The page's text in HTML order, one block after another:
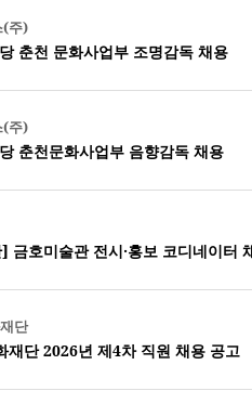
(주)
춘천 문화사업부 조명감독 채용
(주)
춘천문화사업부 음향감독 채용
금호미술관 전시·홍보 코디네이터
단
재단 2026년 제4차 직원 채용 공고